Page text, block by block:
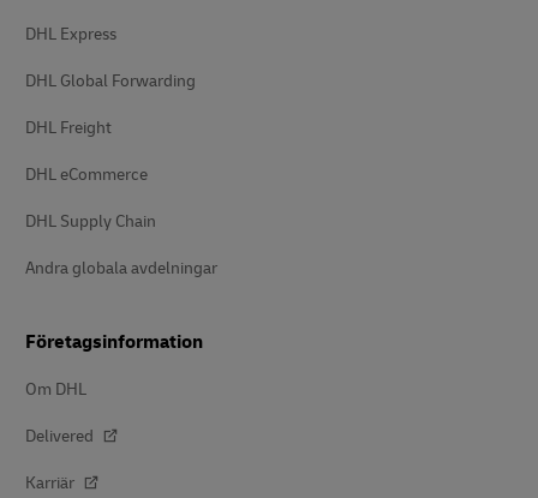
DHL Express
DHL Global Forwarding
DHL Freight
DHL eCommerce
DHL Supply Chain
Andra globala avdelningar
Företagsinformation
Om DHL
Delivered
Karriär